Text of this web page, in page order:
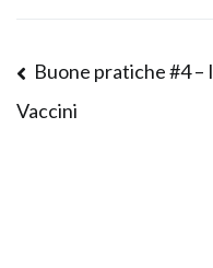
Buone pratiche #4 – I
Vaccini